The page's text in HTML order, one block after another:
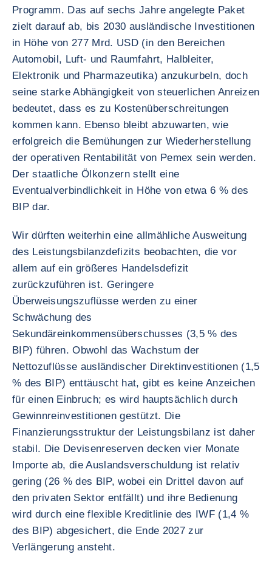
Programm. Das auf sechs Jahre angelegte Paket
zielt darauf ab, bis 2030 ausländische Investitionen
in Höhe von 277 Mrd. USD (in den Bereichen
Automobil, Luft- und Raumfahrt, Halbleiter,
Elektronik und Pharmazeutika) anzukurbeln, doch
seine starke Abhängigkeit von steuerlichen Anreizen
bedeutet, dass es zu Kostenüberschreitungen
kommen kann. Ebenso bleibt abzuwarten, wie
erfolgreich die Bemühungen zur Wiederherstellung
der operativen Rentabilität von Pemex sein werden.
Der staatliche Ölkonzern stellt eine
Eventualverbindlichkeit in Höhe von etwa 6 % des
BIP dar.
Wir dürften weiterhin eine allmähliche Ausweitung
des Leistungsbilanzdefizits beobachten, die vor
allem auf ein größeres Handelsdefizit
zurückzuführen ist. Geringere
Überweisungszuflüsse werden zu einer
Schwächung des
Sekundäreinkommensüberschusses (3,5 % des
BIP) führen. Obwohl das Wachstum der
Nettozuflüsse ausländischer Direktinvestitionen (1,5
% des BIP) enttäuscht hat, gibt es keine Anzeichen
für einen Einbruch; es wird hauptsächlich durch
Gewinnreinvestitionen gestützt. Die
Finanzierungsstruktur der Leistungsbilanz ist daher
stabil. Die Devisenreserven decken vier Monate
Importe ab, die Auslandsverschuldung ist relativ
gering (26 % des BIP, wobei ein Drittel davon auf
den privaten Sektor entfällt) und ihre Bedienung
wird durch eine flexible Kreditlinie des IWF (1,4 %
des BIP) abgesichert, die Ende 2027 zur
Verlängerung ansteht.